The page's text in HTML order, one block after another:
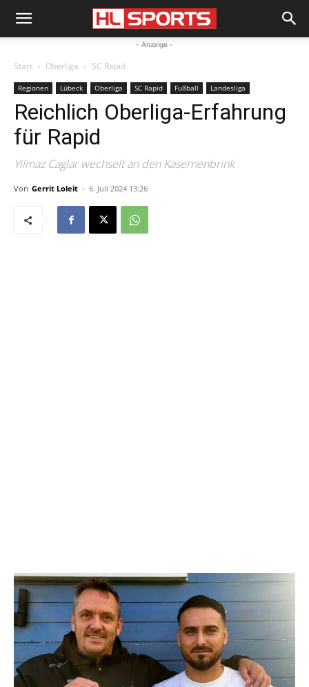
- Anzeige -
Start Oberliga SC Rapid
Regionen Lübeck Oberliga SC Rapid Fußball Landesliga
Reichlich Oberliga-Erfahrung
für Rapid
Yilmaz Caglar wechselt an den Kasernenbrink
Von Gerrit Loleit - 6. Juli 2024 13:26